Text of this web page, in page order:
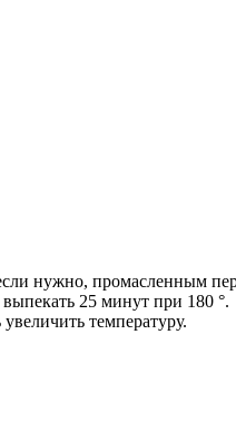
нужно, промасленным
25 минут при 180 °.
температуру.